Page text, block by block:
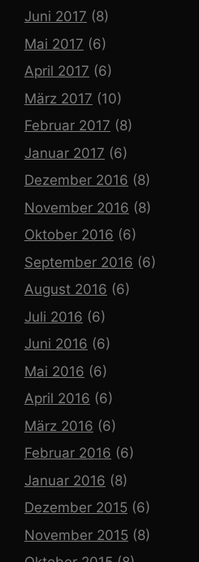
Juni 2017 (8)
Mai 2017 (6)
April 2017 (6)
März 2017 (10)
Februar 2017 (8)
Januar 2017 (6)
Dezember 2016 (8)
November 2016 (8)
Oktober 2016 (6)
September 2016 (6)
August 2016 (6)
Juli 2016 (6)
Juni 2016 (6)
Mai 2016 (6)
April 2016 (6)
März 2016 (6)
Februar 2016 (6)
Januar 2016 (8)
Dezember 2015 (6)
November 2015 (8)